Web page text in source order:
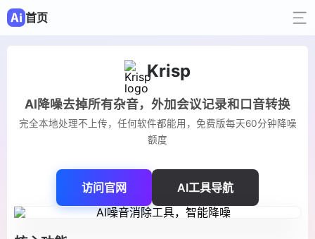
首页
Krisp
AI降噪去掉所有杂音，外加会议记录和口音转换
完全本地处理不上传，任何软件都能用，免费版每天60分钟降噪
额度
访问官网 AI工具导航